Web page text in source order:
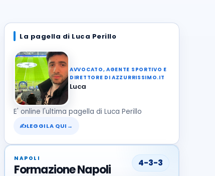
La pagella di Luca Perillo
AVVOCATO, AGENTE SPORTIVO E
DIRETTORE DI AZZURRISSIMO.IT
Luca
E' online l'ultima pagella di Luca Perillo
✍LEGGILA QUI →
NAPOLI
Formazione Napoli 4-3-3